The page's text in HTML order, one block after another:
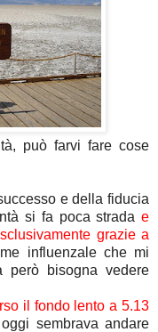
può farvi fare cose
e della fiducia
si fa poca strada e
grazie a
influenzale che mi
però bisogna vedere
il fondo lento a 5.13
sembrava andare